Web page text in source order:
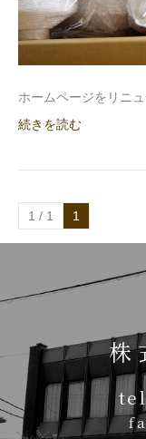
ホームページをリニ
続きを読む
1 / 1 1
株